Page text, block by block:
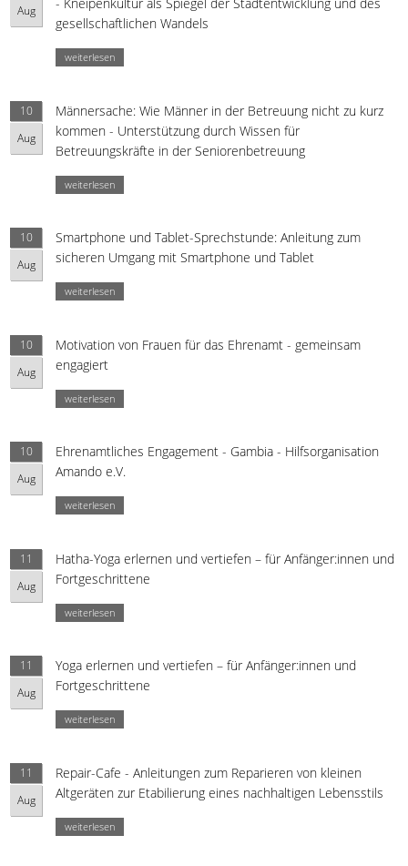
Aug
gesellschaftlichen Wandels
weiterlesen
10
Aug
Männersache: Wie Männer in der Betreuung nicht zu kurz
kommen - Unterstützung durch Wissen für
Betreuungskräfte in der Seniorenbetreuung
weiterlesen
10
Aug
Smartphone und Tablet-Sprechstunde: Anleitung zum
sicheren Umgang mit Smartphone und Tablet
weiterlesen
10
Aug
Motivation von Frauen für das Ehrenamt - gemeinsam
engagiert
weiterlesen
10
Aug
Ehrenamtliches Engagement - Gambia - Hilfsorganisation
Amando e.V.
weiterlesen
11
Aug
Hatha-Yoga erlernen und vertiefen – für Anfänger:innen und
Fortgeschrittene
weiterlesen
11
Aug
Yoga erlernen und vertiefen – für Anfänger:innen und
Fortgeschrittene
weiterlesen
11
Aug
Repair-Cafe - Anleitungen zum Reparieren von kleinen
Altgeräten zur Etabilierung eines nachhaltigen Lebensstils
weiterlesen